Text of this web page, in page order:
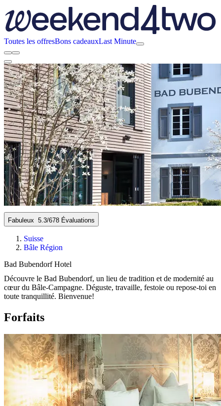
Toutes les offresBons cadeauxLast Minute
Fabuleux 5.3/678 Évaluations
Suisse
Bâle Région
Bad Bubendorf Hotel
Découvre le Bad Bubendorf, un lieu de tradition et de modernité au
cœur du Bâle-Campagne. Déguste, travaille, festoie ou repose-toi en
toute tranquillité. Bienvenue!
Forfaits